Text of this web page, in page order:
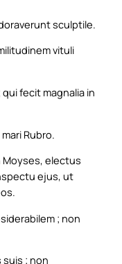
sculptile.
vituli
fecit magnalia in
Rubro.
electus
ejus, ut
; non
; non